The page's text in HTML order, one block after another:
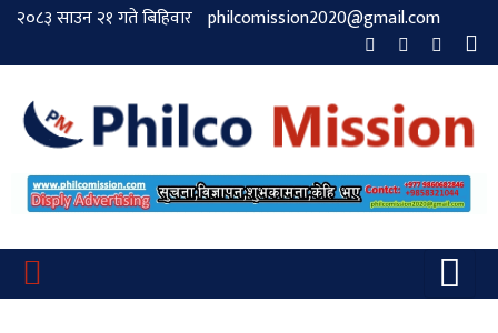
२०८३ साउन २१ गते बिहिवार philcomission2020@gmail.com